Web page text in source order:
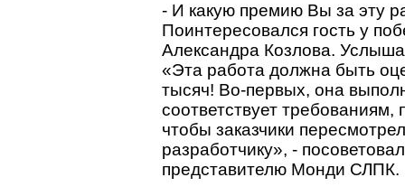
- И какую премию Вы за эту
Поинтересовался гость у
Александра Козлова.
«Эта работа должна быть
тысяч! Во-первых, она
соответствует
чтобы заказчики
разработчику», -
представителю Монди СЛПК.